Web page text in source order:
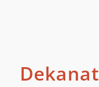
Dekanat